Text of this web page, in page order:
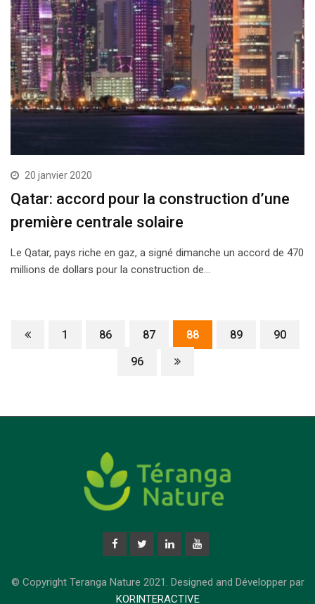
20 janvier 2020
Qatar: accord pour la construction d’une
première centrale solaire
Le Qatar, pays riche en gaz, a signé dimanche un accord de 470
millions de dollars pour la construction de…
1 86 87 88 89
90
96
© Copyright Teranga Nature 2021. Designed and Développer par
KORINTERACTIVE